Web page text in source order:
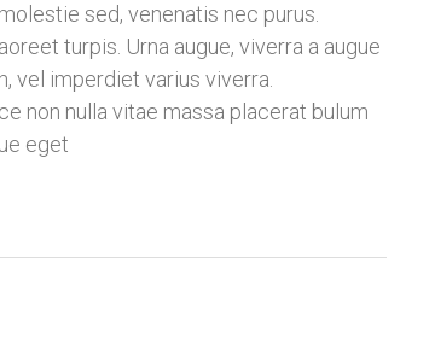
sed, venenatis nec purus.
turpis. Urna augue, viverra a augue
vel imperdiet varius viverra.
non nulla vitae massa placerat bulum
eget